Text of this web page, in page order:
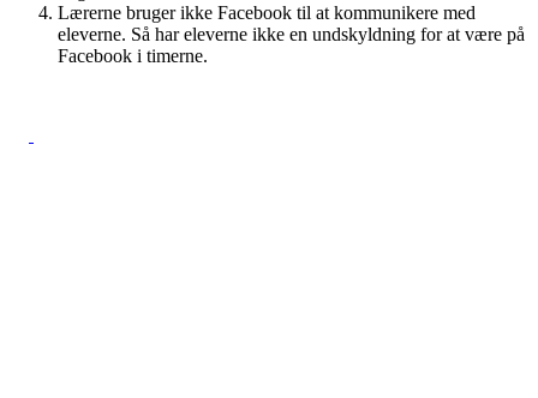
Lærerne bruger ikke Facebook til at kommunikere med
eleverne. Så har eleverne ikke en undskyldning for at være på
Facebook i timerne.